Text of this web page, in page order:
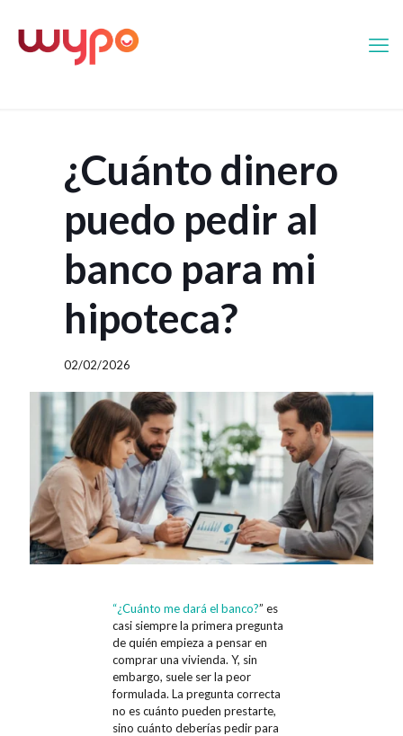
¿Cuánto dinero
puedo pedir al
banco para mi
hipoteca?
02/02/2026
“¿Cuánto me dará el banco?” es
casi siempre la primera pregunta
de quién empieza a pensar en
comprar una vivienda. Y, sin
embargo, suele ser la peor
formulada. La pregunta correcta
no es cuánto pueden prestarte,
sino cuánto deberías pedir para